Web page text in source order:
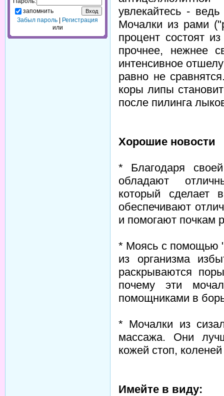
запомнить
Забыл пароль
Регистрация
или
увлекайтесь -
Мочалки из рами
процент состоят
прочнее, нежнее
интенсивное
равно не
коры липы
после пилинга
Хорошие новости
* Благодаря
обладают
который сделает
обеспечивают
и помогают почкам
* Моясь с помощью
из организма
раскрываются
почему эти
помощниками в
* Мочалки из
массажа. Они
кожей стоп,
Имейте в виду: